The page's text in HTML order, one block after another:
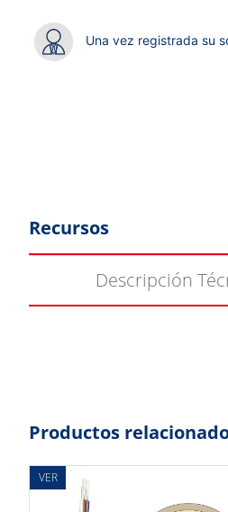
Una vez registrada su
Recursos
Descripción
Productos
VER